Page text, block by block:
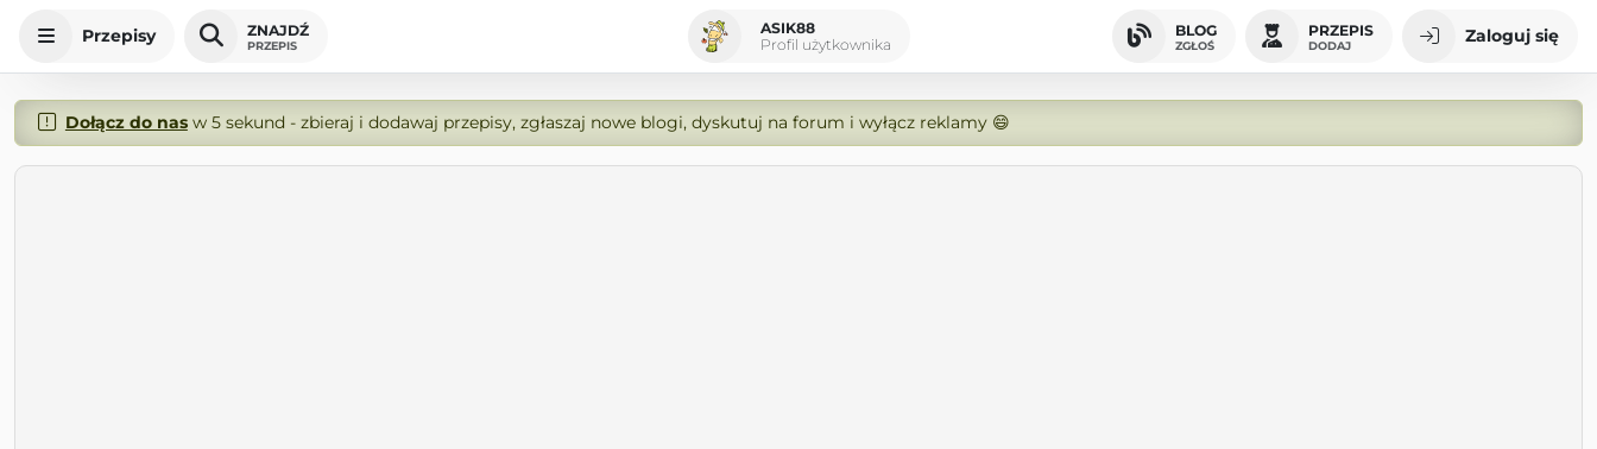
Przepisy ZNAJDŹ
PRZEPIS
ASIK88
Profil użytkownika
BLOG
ZGŁOŚ
PRZEPIS
DODAJ Zaloguj się
Dołącz do nasw 5 sekund - zbieraj i dodawaj przepisy, zgłaszaj nowe blogi, dyskutuj na forum i wyłącz reklamy 😄